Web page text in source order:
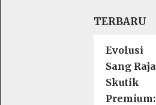
TERBARU
Evolusi
Sang Raja
Skutik
Premium: